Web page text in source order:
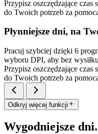
Przypisz oszczędzające
do Twoich potrzeb za
Płynniejsze dni, na
Pracuj szybciej dzięki 6
wyboru DPI, aby bez
Przypisz oszczędzające
do Twoich potrzeb za
Odkryj więcej funkcji
Wygodniejsze